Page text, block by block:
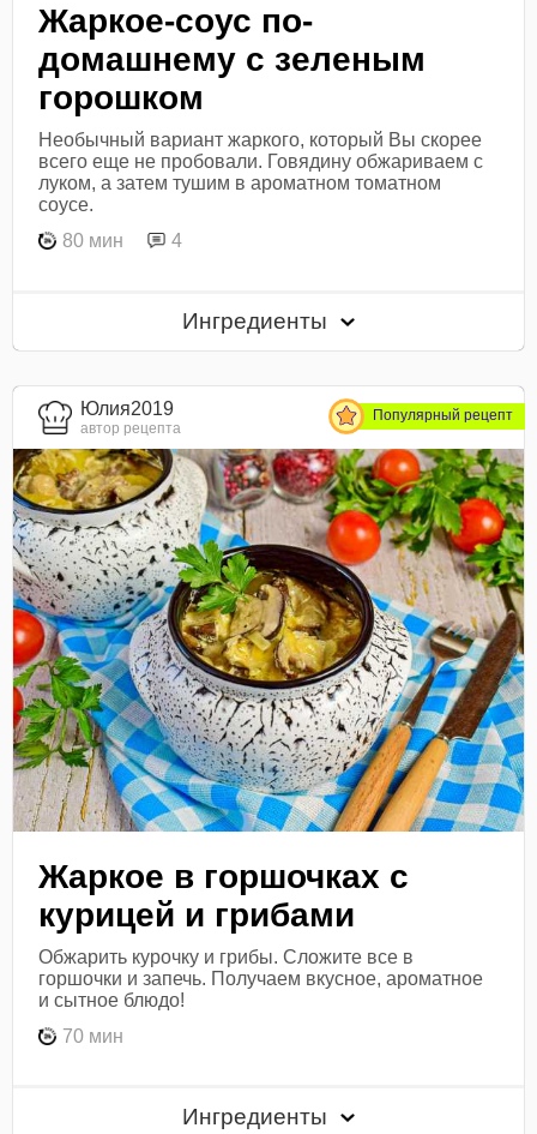
Жаркое-соус по-
домашнему с зеленым
горошком
Необычный вариант жаркого, который Вы скорее
всего еще не пробовали. Говядину обжариваем с
луком, а затем тушим в ароматном томатном
соусе.
80 мин
4
Ингредиенты
Юлия2019
автор рецепта
Популярный рецепт
Жаркое в горшочках с
курицей и грибами
Обжарить курочку и грибы. Сложите все в
горшочки и запечь. Получаем вкусное, ароматное
и сытное блюдо!
70 мин
Ингредиенты